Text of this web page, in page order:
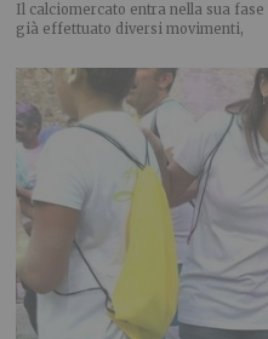
Il calciomercato entra nella sua
già effettuato diversi movimenti,